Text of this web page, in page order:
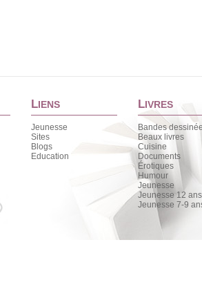
LIENS
Jeunesse
Sites
Blogs
Education
LIVRES
Bandes
Beaux livres
Cuisine
Documents
Érotiques
Humour
Jeunesse
Jeunesse 12
Jeunesse 7-9